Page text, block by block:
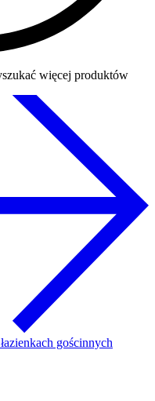
więcej produktów
gościnnych